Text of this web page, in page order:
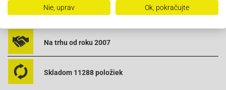
Jonway-Delta 150 4T
Kreidler-RMC F125
Lance-Venice ZN150T-20 150 4T
Lance-Vintage 150 4T
Longjia-LJ125T-A
Massimo-SL150-18B 150 4T
Moto Zeta-Rally 125
Pri objednaní do 12:00 tovar zajtra u vás
Na trhu od roku 2007
Skladom 11288 položiek
Nie, uprav Ok, pokračujte